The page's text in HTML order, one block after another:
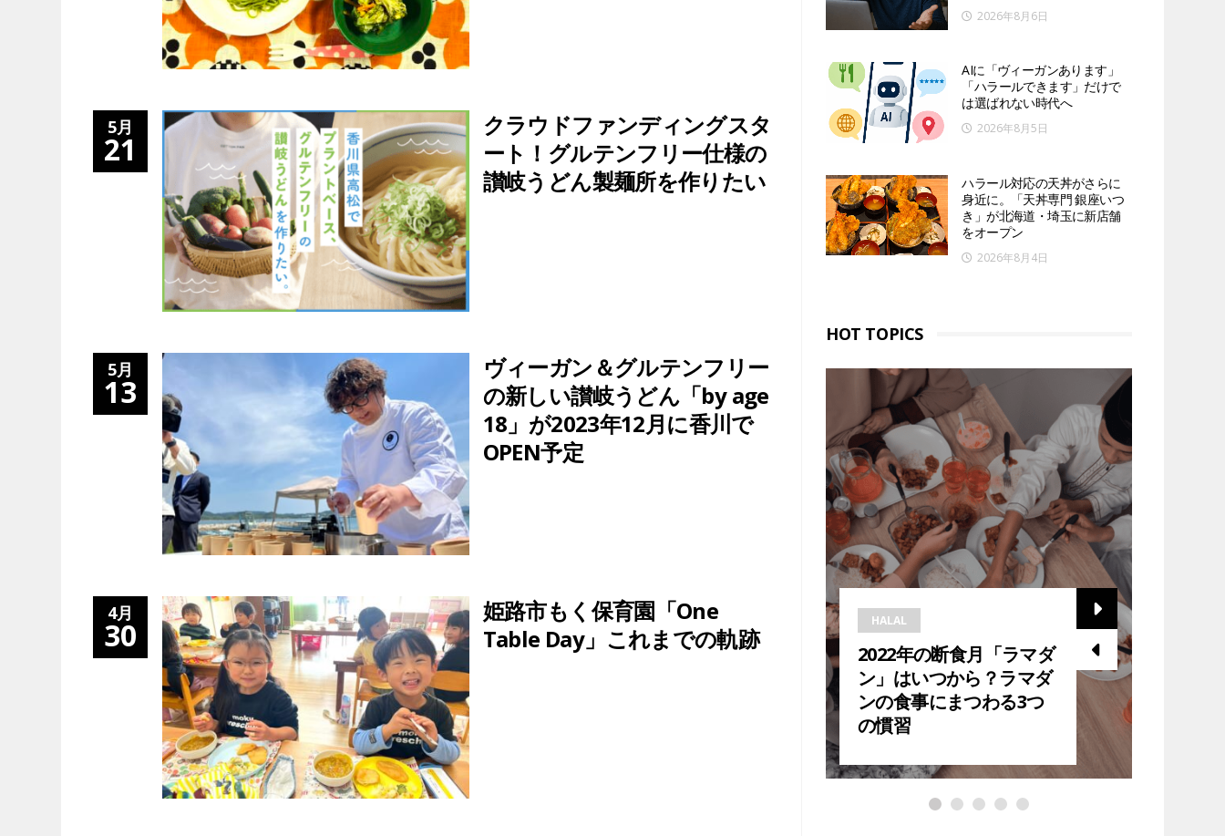
5月
21
クラウドファンディングスタ
ート！グルテンフリー仕様の
讃岐うどん製麺所を作りたい
5月
13
ヴィーガン＆グルテンフリー
の新しい讃岐うどん「by age
18」が2023年12月に香川で
OPEN予定
4月
30
姫路市もく保育園「One
Table Day」これまでの軌跡
2026年8月6日
AIに「ヴィーガンあります」
「ハラールできます」だけで
は選ばれない時代へ
2026年8月5日
ハラール対応の天丼がさらに
身近に。「天丼専門 銀座いつ
き」が北海道・埼玉に新店舗
をオープン
2026年8月4日
HOT TOPICS
VEGAN&VEGETARIAN
「卵の価格高騰」はいつ
まで続く？今後の予測と
対策について
HALAL
2024年のラマダンはいつ
HALAL
2022年の断食月「ラマダ
ン」はいつから？ラマダ
ンの食事にまつわる3つ
の慣習